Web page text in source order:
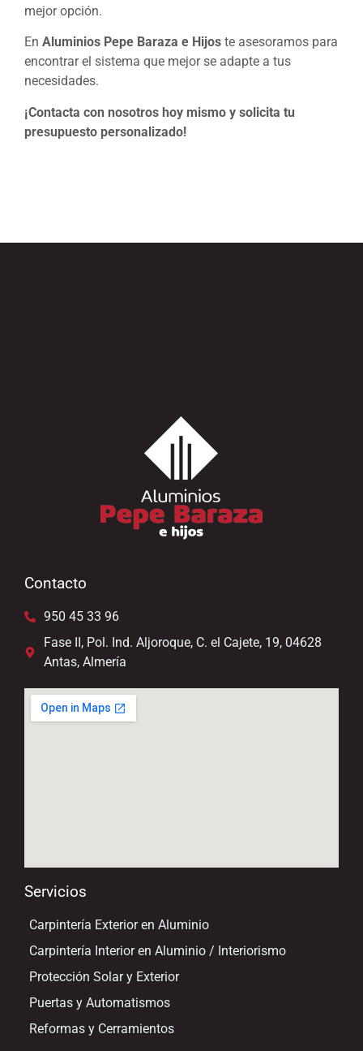
mejor opción.
En Aluminios Pepe Baraza e Hijos te asesoramos para
encontrar el sistema que mejor se adapte a tus
necesidades.
¡Contacta con nosotros hoy mismo y solicita tu
presupuesto personalizado!
Contacto
950 45 33 96
Fase II, Pol. Ind. Aljoroque, C. el Cajete, 19, 04628
Antas, Almería
Servicios
Carpintería Exterior en Aluminio
Carpintería Interior en Aluminio / Interiorismo
Protección Solar y Exterior
Puertas y Automatismos
Reformas y Cerramientos